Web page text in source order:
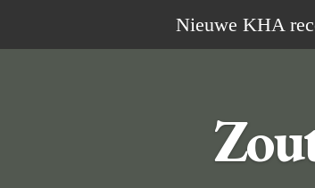
direct
Nieuwe KHA